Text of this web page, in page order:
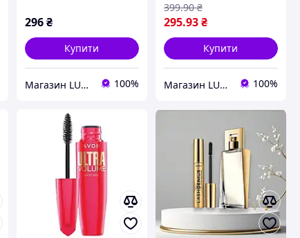
296 ₴
Купити
Магазин LUCK 100%
295.93₴
399.90 ₴
Купити
Магазин LUCK 100%